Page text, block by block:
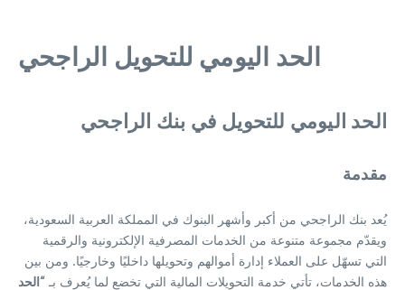
الحد اليومي للتحويل الراجحي
الحد اليومي للتحويل في بنك الراجحي
مقدمة
يُعد بنك الراجحي من أكبر وأشهر البنوك في المملكة العربية السعودية،
ويقدّم مجموعة متنوعة من الخدمات المصرفية الإلكترونية والرقمية
التي تسهّل على العملاء إدارة أموالهم وتحويلها داخليًا وخارجيًا. ومن بين
هذه الخدمات، تأتي خدمة التحويلات المالية التي تخضع لما يُعرف بـ “الحد